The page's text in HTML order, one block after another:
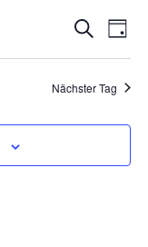
Suche
und
Navigation
Suche
Tag
Nächster Tag